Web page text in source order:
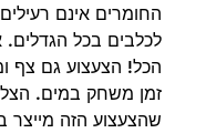
החומרים אינם
לכלבים בכל
הכל! הצעצוע גם צף
זמן משחק במים.
שהצעצוע הזה מייצר